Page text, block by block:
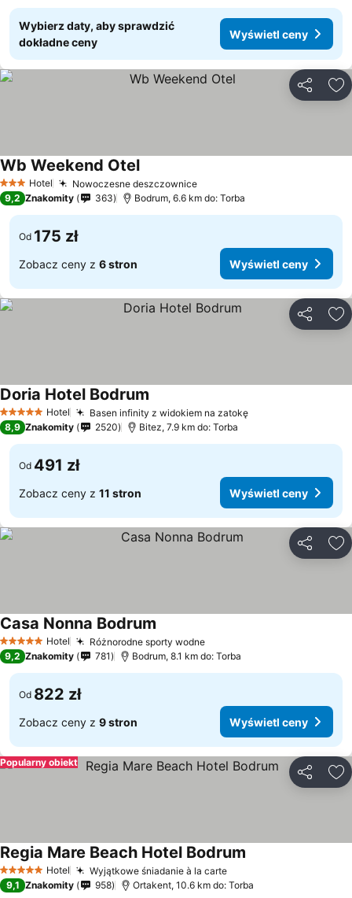
Wybierz daty, aby sprawdzić
dokładne ceny
Wyświetl ceny
3 Kategoria
Hotel Nowoczesne deszczownice
Wb Weekend Otel
9,2 Znakomity 363 Bodrum, 6.6 km do: Torba
Od 175 zł
Zobacz ceny z 6 stron Wyświetl ceny
5 KategoriaHotel Basen infinity z widokiem na zatokę
Doria Hotel Bodrum
8,9 Znakomity 2520 Bitez, 7.9 km do: Torba
Od 491 zł
Zobacz ceny z 11 stron Wyświetl ceny
5 KategoriaHotel Różnorodne sporty wodne
Casa Nonna Bodrum
9,2 Znakomity 781 Bodrum, 8.1 km do: Torba
Od 822 zł
Zobacz ceny z 9 stron Wyświetl ceny
Popularny obiekt
5 KategoriaHotel Wyjątkowe śniadanie à la carte
Regia Mare Beach Hotel Bodrum
9,1 Znakomity 958 Ortakent, 10.6 km do: Torba